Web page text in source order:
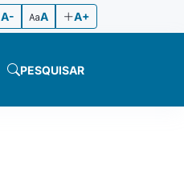
A- A A+
PESQUISAR